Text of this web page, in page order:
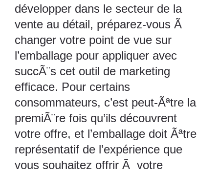
développer dans le secteur de la
vente au détail, préparez-vous Ã
changer votre point de vue sur
l’emballage pour appliquer avec
succÃ¨s cet outil de marketing
efficace. Pour certains
consommateurs, c’est peut-Ãªtre la
premiÃ¨re fois qu’ils découvrent
votre offre, et l’emballage doit Ãªtre
représentatif de l’expérience que
vous souhaitez offrir Ã votre